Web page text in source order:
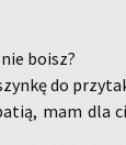
boisz?
do
mam